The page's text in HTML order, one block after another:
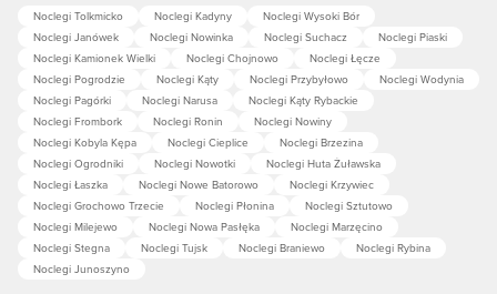
Noclegi Tolkmicko Noclegi Kadyny
Noclegi Wysoki Bór
Noclegi Janówek
Noclegi Nowinka Noclegi Suchacz
Noclegi Piaski
Noclegi Kamionek Wielki
Noclegi Chojnowo
Noclegi Łęcze
Noclegi Pogrodzie
Noclegi Kąty Noclegi Przybyłowo
Noclegi Wodynia
Noclegi Pagórki
Noclegi Narusa
Noclegi Kąty Rybackie
Noclegi Frombork
Noclegi Ronin
Noclegi Nowiny
Noclegi Kobyla Kępa
Noclegi Cieplice
Noclegi Brzezina
Noclegi Ogrodniki
Noclegi Nowotki
Noclegi Huta Żuławska
Noclegi Łaszka
Noclegi Nowe Batorowo
Noclegi Krzywiec
Noclegi Grochowo Trzecie
Noclegi Płonina
Noclegi Sztutowo
Noclegi Milejewo
Noclegi Nowa Pasłęka
Noclegi Marzęcino
Noclegi Stegna
Noclegi Tujsk Noclegi Braniewo
Noclegi Rybina
Noclegi Junoszyno